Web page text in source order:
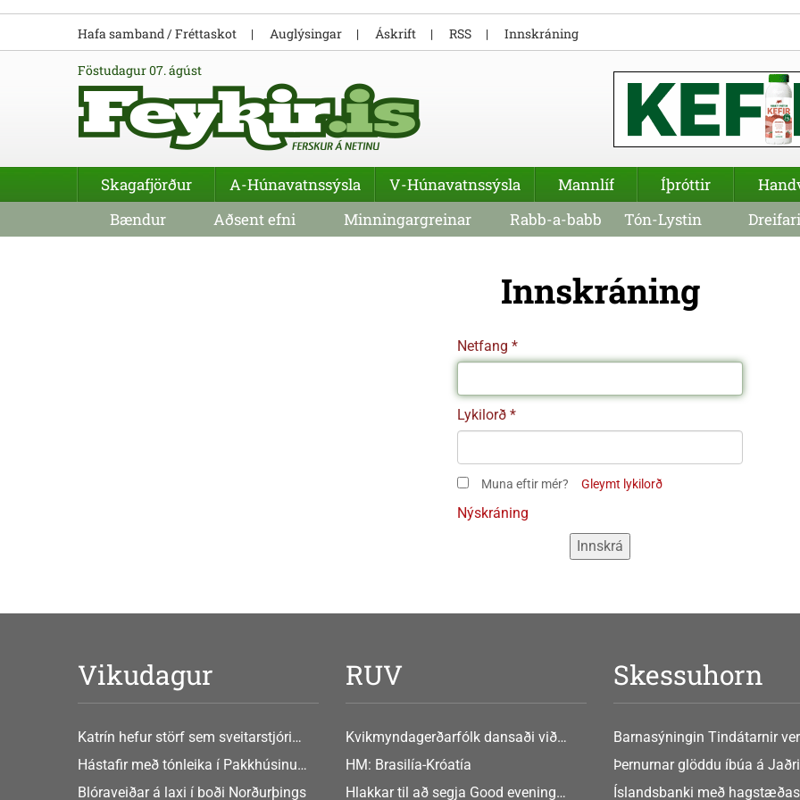
föstudagur 07. ágúst
Innskráning
Netfang
Lykilorð
Muna eftir mér? Gleymt lykilorð
Nýskráning
Hafa samband / Fréttaskot Auglýsingar Áskrift RSS Innskráning
Skagafjörður A-Húnavatnssýsla V-Húnavatnssýsla Mannlíf Íþróttir
Bændur
Aðsent efni Minningargreinar Rabb-a-babb Tón-Lystin
Vikudagur
Katrín hefur störf sem sveitarstjóri
Þingeyjarsveitar
Hástafir með tónleika í Pakkhúsinu
Hafnarstræti 19
Blóraveiðar á laxi í boði Norðurþings
RUV
Kvikmyndagerðarfólk dansaði við
GusGus
HM: Brasilía-Króatía
Hlakkar til að segja Good evening
Skessuhorn
Barnasýningin Tindátarnir
Bókasafni Akraness í dag ?
eftir Soffíu Björg
Þernurnar glöddu íbúa á Jaðri
Íslandsbanki með